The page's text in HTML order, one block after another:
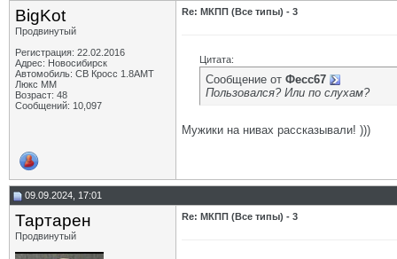
BigKot
Продвинутый
Регистрация: 22.02.2016
Адрес: Новосибирск
Автомобиль: СВ Кросс 1.8АМТ
Люкс ММ
Возраст: 48
Сообщений: 10,097
Re: МКПП (Все типы) - 3
Цитата:
Сообщение от Фесс67
Пользовался? Или по слухам?
Мужики на нивах рассказывали! )))
09.09.2024, 17:01
Тартарен
Продвинутый
Re: МКПП (Все типы) - 3